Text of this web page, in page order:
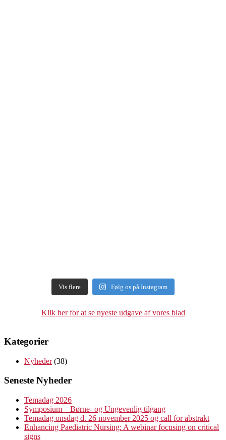
Vis flere Følg os på Instagram
Klik her for at se nyeste udgave af vores blad
Kategorier
Nyheder(38)
Seneste Nyheder
Temadag 2026
Symposium – Børne- og Ungevenlig tilgang
Temadag onsdag d. 26 november 2025 og call for abstrakt
Enhancing Paediatric Nursing: A webinar focusing on critical
signs